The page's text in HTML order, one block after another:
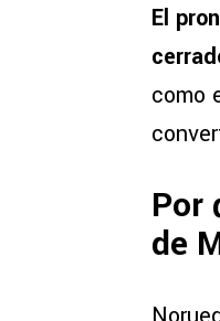
El
como
Por
de